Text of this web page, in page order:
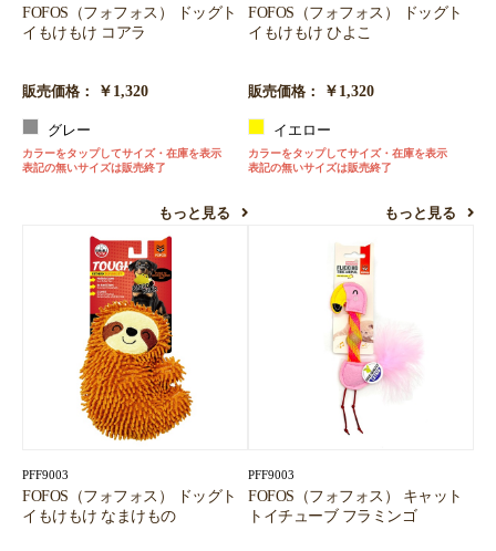
FOFOS（フォフォス） ドッグト
イもけもけ コアラ
販売価格： ￥1,320
グレー
カラーをタップしてサイズ・在庫を表示
表記の無いサイズは販売終了
もっと見る
FOFOS（フォフォス） ドッグト
イもけもけ ひよこ
販売価格： ￥1,320
イエロー
カラーをタップしてサイズ・在庫を表示
表記の無いサイズは販売終了
もっと見る
PFF9003
FOFOS（フォフォス） ドッグト
イもけもけ なまけもの
PFF9003
FOFOS（フォフォス） キャット
トイチューブ フラミンゴ